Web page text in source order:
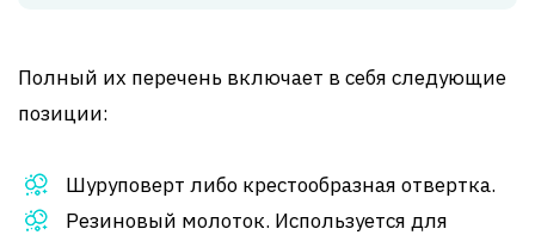
Полный их перечень включает в себя следующие
позиции:
Шуруповерт либо крестообразная отвертка.
Резиновый молоток. Используется для